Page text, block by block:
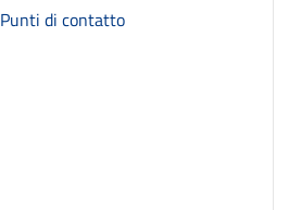
Punti di contatto